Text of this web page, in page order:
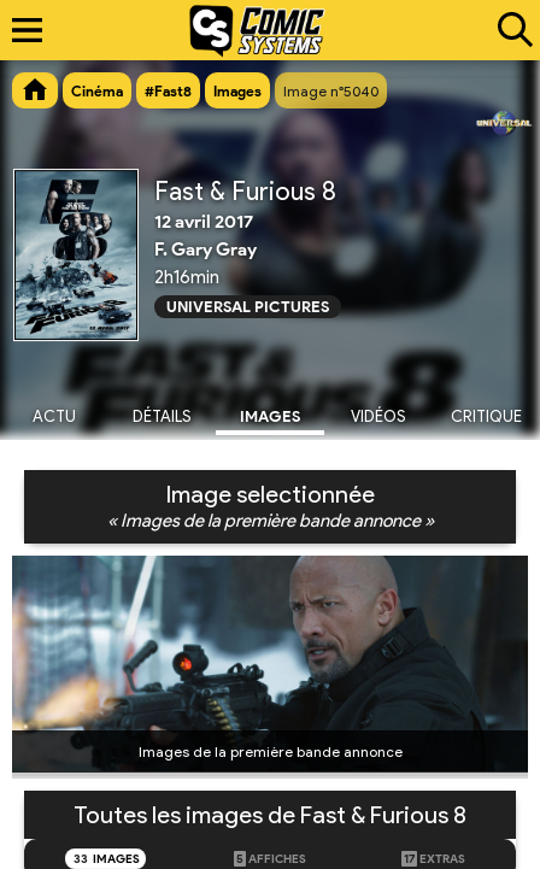
Cinéma #Fast8 Images Image n°5040
Fast & Furious 8
12 avril 2017
F. Gary Gray
2h16min
UNIVERSAL PICTURES
ACTU DÉTAILS IMAGES VIDÉOS CRITIQUE
Image selectionnée
« Images de la première bande annonce »
Images de la première bande annonce
Toutes les images de Fast & Furious 8
33 IMAGES 5 AFFICHES 17 EXTRAS